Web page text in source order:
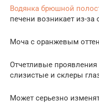
Водянка брюшной
печени возникает из-
Моча с оранжевым
Отчетливые
слизистые и склеры
Может серьезно